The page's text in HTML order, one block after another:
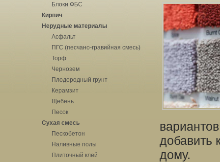
Блоки ФБС
Кирпич
Нерудные материалы
Асфальт
ПГС (песчано-гравийная смесь)
Торф
Чернозем
Плодородный грунт
Керамзит
Щебень
Песок
Сухая смесь
Пескобетон
Наливные полы
Плиточный клей
добавить
дому.